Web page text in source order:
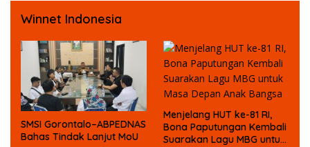
Winnet Indonesia
SMSI Gorontalo–ABPEDNAS
Bahas Tindak Lanjut MoU
Menjelang HUT ke-81 RI,
Bona Paputungan Kembali
Suarakan Lagu MBG untuk